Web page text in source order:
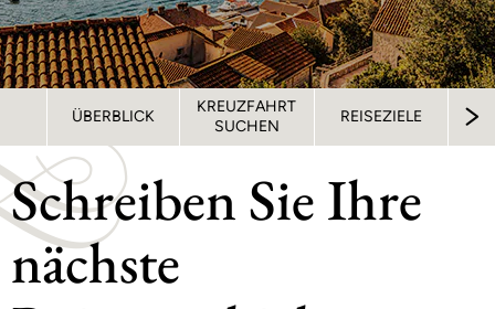
ÜBERBLICK
KREUZFAHRT
SUCHEN
REISEZIELE
Schreiben Sie Ihre
nächste